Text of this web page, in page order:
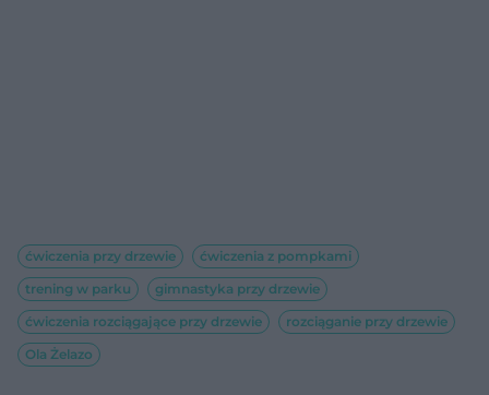
ćwiczenia przy drzewie
ćwiczenia z pompkami
trening w parku
gimnastyka przy drzewie
ćwiczenia rozciągające przy drzewie
rozciąganie przy drzewie
Ola Żelazo